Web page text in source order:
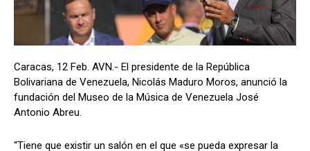
Caracas, 12 Feb. AVN.- El presidente de la República
Bolivariana de Venezuela, Nicolás Maduro Moros, anunció la
fundación del Museo de la Música de Venezuela José
Antonio Abreu.
“Tiene que existir un salón en el que «se pueda expresar la